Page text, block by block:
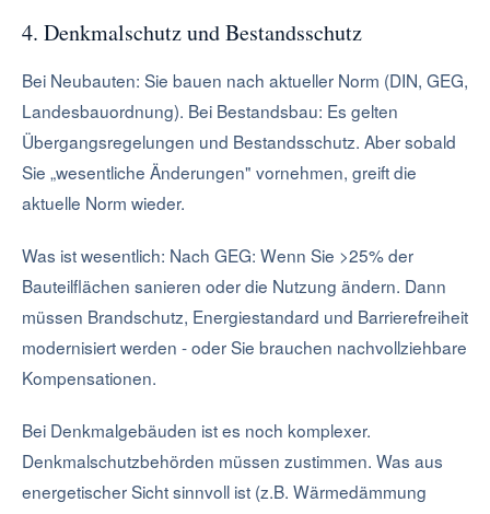
4. Denkmalschutz und Bestandsschutz
Bei Neubauten: Sie bauen nach aktueller Norm (DIN, GEG,
Landesbauordnung). Bei Bestandsbau: Es gelten
Übergangsregelungen und Bestandsschutz. Aber sobald
Sie „wesentliche Änderungen" vornehmen, greift die
aktuelle Norm wieder.
Was ist wesentlich: Nach GEG: Wenn Sie >25% der
Bauteilflächen sanieren oder die Nutzung ändern. Dann
müssen Brandschutz, Energiestandard und Barrierefreiheit
modernisiert werden - oder Sie brauchen nachvollziehbare
Kompensationen.
Bei Denkmalgebäuden ist es noch komplexer.
Denkmalschutzbehörden müssen zustimmen. Was aus
energetischer Sicht sinnvoll ist (z.B. Wärmedämmung